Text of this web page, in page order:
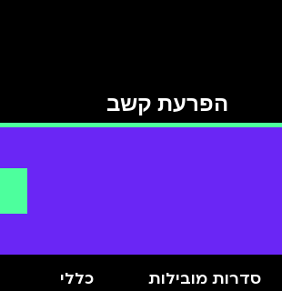
הפרעת קשב
סדרות מובילות כללי